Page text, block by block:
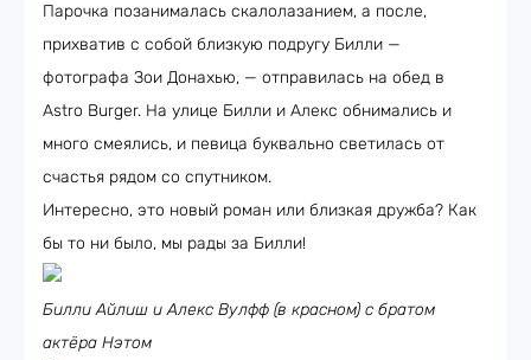
Парочка позанималась скалолазанием, а после,
прихватив с собой близкую подругу Билли —
фотографа Зои Донахью, — отправилась на обед в
Astro Burger. На улице Билли и Алекс обнимались и
много смеялись, и певица буквально светилась от
счастья рядом со спутником.
Интересно, это новый роман или близкая дружба? Как
бы то ни было, мы рады за Билли!
Билли Айлиш и Алекс Вулфф (в красном) с братом
актёра Нэтом